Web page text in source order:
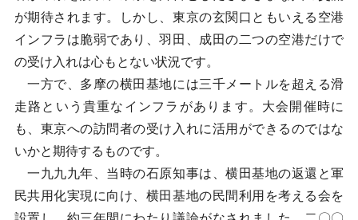
が期待されます。しかし、東京の玄関口ともいえる空港
インフラは脆弱であり、羽田、成田の二つの空港だけで
の受け入れは心もとない状況です。
一方で、多摩の横田基地には三千メートルを超える滑
走路という貴重なインフラがあります。大会開催時に
も、東京への訪問者の受け入れに活用ができるのではな
いかと期待するものです。
一九九九年、当時の石原知事は、横田基地の返還と軍
民共用化実現に向け、横田基地の民間利用を考える会を